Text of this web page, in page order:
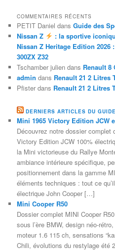
COMMENTAIRES RÉCENTS
PETIT Daniel dansGuide des
Nissan Z
: la sportive
Nissan Z Heritage Edition 2026
300ZX Z32
Tschamber julien dans Renault 8
admin dans Renault 21 2 Litres
Pfister dans Renault 21 2 Litres
DERNIERS ARTICLES DU
Mini 1965 Victory Edition JCW
Découvrez notre dossier complet
Victory Edition JCW 100%
la Mini victorieuse du Rallye
ambiance intérieure spécifique,
positionnement dans la gamme
éléments techniques : tout ce
électrique John Cooper […]
Mini Cooper R50
Dossier complet MINI Cooper
sous l’ère BMW, design néo-
moteur 1.6 115 ch, sensations
Chili, évolutions du restylage été